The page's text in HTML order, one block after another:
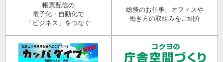
帳票配信の
電子化・自動化で
「ビジネス」をつなぐ
総務のお仕事、オフィスや
働き方の取組みをご紹介